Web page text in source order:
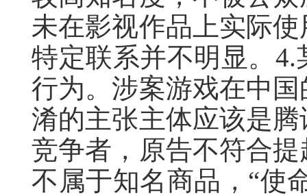
未在影视作品上实际
特定联系并不明显。
行为。涉案游戏在中
淆的主张主体应该是
竞争者，原告不符合
不属于知名商品，“使